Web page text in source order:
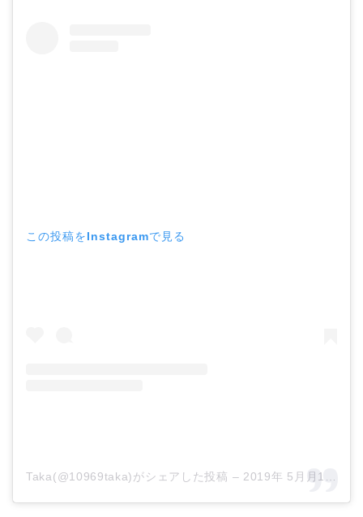
この投稿をInstagramで見る
Taka(@10969taka)がシェアした投稿 – 2019年 5月月11日午前6時40分PDT